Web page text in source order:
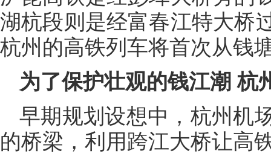
湖杭段则是经富春江特大桥
杭州的高铁列车将首次从钱
为了保护壮观的钱江潮 杭
早期规划设想中，杭州机
的桥梁，利用跨江大桥让高